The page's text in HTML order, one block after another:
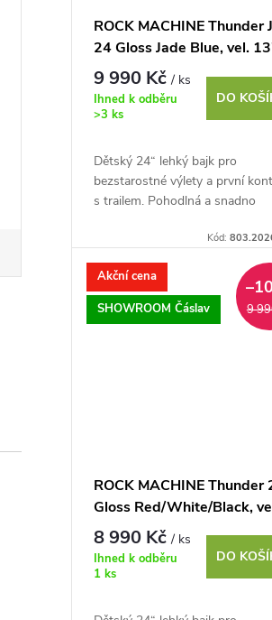
ROCK MACHINE Thunder
24 Gloss Jade Blue, vel.
9 990 Kč/ ks
Ihned k odběru
>3 ks
DO
Dětský 24“ lehký bajk pro
bezstarostné výlety a první
s trailem. Pohodlná a snadno
Kód:
Akční cena
SHOWROOM Čáslav
9
ROCK MACHINE Thunder
Gloss Red/White/Black,
13"
8 990 Kč/ ks
Ihned k odběru
1 ks
DO